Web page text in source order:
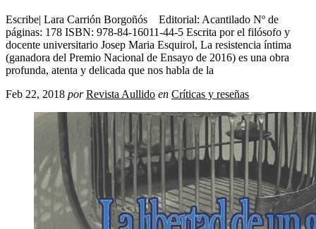
Escribe| Lara Carrión Borgoñós Editorial: Acantilado Nº de
páginas: 178 ISBN: 978-84-16011-44-5 Escrita por el filósofo y
docente universitario Josep Maria Esquirol, La resistencia íntima
(ganadora del Premio Nacional de Ensayo de 2016) es una obra
profunda, atenta y delicada que nos habla de la
Feb 22, 2018 por Revista Aullido en Críticas y reseñas